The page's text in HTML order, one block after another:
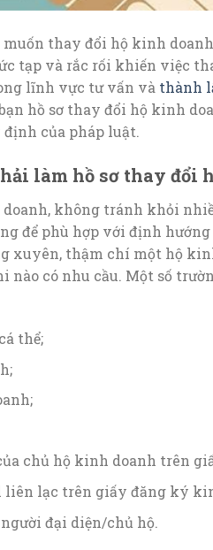
thay đổi hộ kinh
tạp và rắc rối khiến việc
lĩnh vực tư vấn và thành
hồ sơ thay đổi hộ kinh
của pháp luật.
làm hồ sơ thay đổi
không tránh khỏi
để phù hợp với định
xuyên, thậm chí một hộ
nào có nhu cầu. Một số
thể;
chủ hộ kinh doanh trên
liên lạc trên giấy đăng ký
đại diện/chủ hộ.